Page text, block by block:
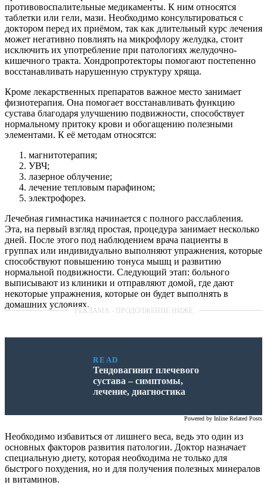
противовоспалительные медикаменты. К ним относятся
таблетки или гели, мази. Необходимо консультироваться с
доктором перед их приёмом, так как длительный курс лечения
может негативно повлиять на микрофлору желудка, стоит
исключить их употребление при патологиях желудочно-
кишечного тракта. Хондропротекторы помогают постепенно
восстанавливать нарушенную структуру хряща.
Кроме лекарственных препаратов важное место занимает
физиотерапия. Она помогает восстанавливать функцию
сустава благодаря улучшению подвижности, способствует
нормальному притоку крови и обогащению полезными
элементами. К её методам относятся:
магнитотерапия;
УВЧ;
лазерное облучение;
лечение тепловым парафином;
электрофорез.
Лечебная гимнастика начинается с полного расслабления.
Эта, на первый взгляд простая, процедура занимает несколько
дней. После этого под наблюдением врача пациенты в
группах или индивидуально выполняют упражнения, которые
способствуют повышению тонуса мышц и развитию
нормальной подвижности. Следующий этап: больного
выписывают из клиники и отправляют домой, где дают
некоторые упражнения, которые он будет выполнять в
домашних условиях.
READ
Тендовагинит плечевого
сустава – симптомы,
лечение, диагностика
Powered by Inline Related Posts
Необходимо избавиться от лишнего веса, ведь это один из
основных факторов развития патологии. Доктор назначает
специальную диету, которая необходима не только для
быстрого похудения, но и для получения полезных минералов
и витаминов.